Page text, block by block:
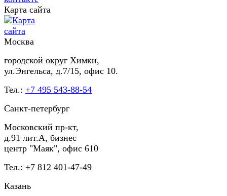
Карта сайта
Москва
городской округ Химки,
ул.Энгельса, д.7/15, офис 10.
Тел.: +7 495 543-88-54
Санкт-петербург
Московский пр-кт,
д.91 лит.А, бизнес
центр "Маяк", офис 610
Тел.: +7 812 401-47-49
Казань